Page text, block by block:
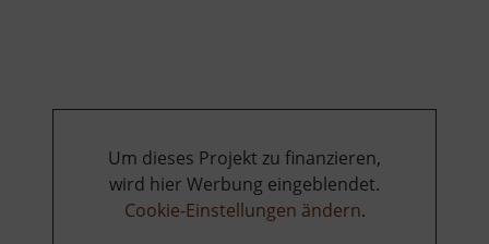
Denkmal
Um dieses Projekt zu finanzieren,
wird hier Werbung eingeblendet.
Cookie-Einstellungen ändern.